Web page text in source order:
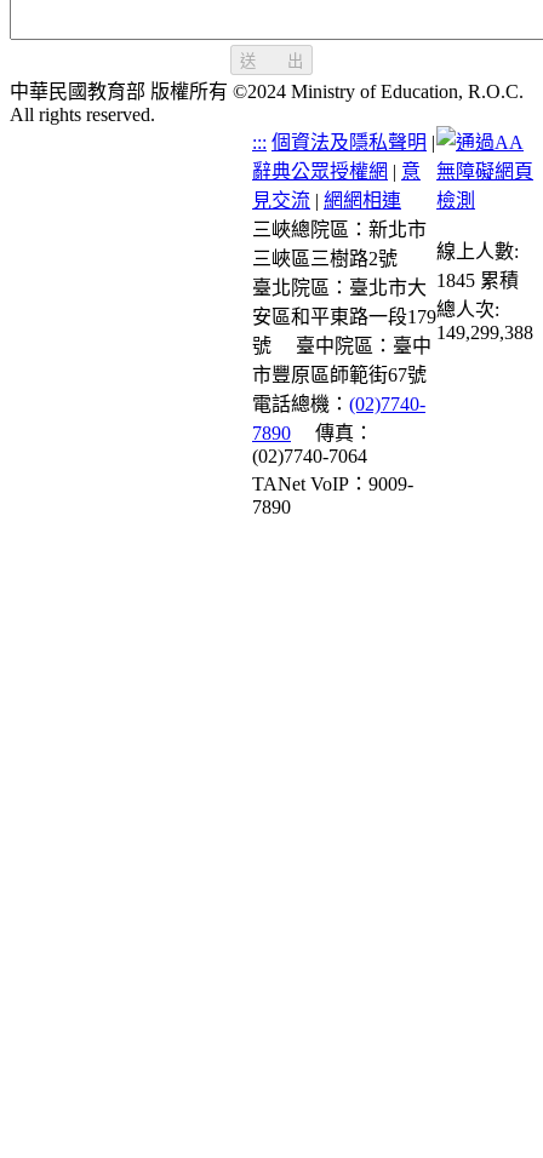
送 出
中華民國教育部 版權所有 ©2024 Ministry of Education, R.O.C.
All rights reserved.
::: 個資法及隱私聲明 |
辭典公眾授權網 | 意
見交流 | 網網相連
三峽總院區：新北市
三峽區三樹路2號
臺北院區：臺北市大
安區和平東路一段179
號
臺中院區：臺中
市豐原區師範街67號
電話總機： (02)7740-
7890
傳真：
(02)7740-7064
TANet VoIP：9009-
7890
線上人數:
1845 累積
總人次:
149,299,388